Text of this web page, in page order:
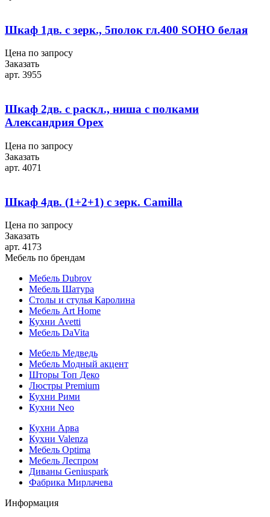
Шкаф 1дв. с зерк., 5полок гл.400 SOHO белая
Цена по запросу
Заказать
арт. 3955
Шкаф 2дв. с раскл., ниша с полками
Александрия Орех
Цена по запросу
Заказать
арт. 4071
Шкаф 4дв. (1+2+1) с зерк. Camilla
Цена по запросу
Заказать
арт. 4173
Мебель по брендам
Мебель Dubrov
Мебель Шатура
Столы и стулья Каролина
Мебель Art Home
Кухни Avetti
Мебель DaVita
Мебель Медведь
Мебель Модный акцент
Шторы Топ Деко
Люстры Premium
Кухни Рими
Кухни Neo
Кухни Арва
Кухни Valenza
Мебель Optima
Мебель Леспром
Диваны Geniuspark
Фабрика Мирлачева
Информация